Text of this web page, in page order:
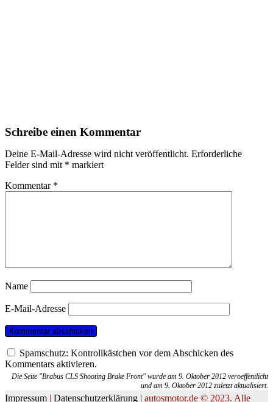
Schreibe einen Kommentar
Deine E-Mail-Adresse wird nicht veröffentlicht. Erforderliche
Felder sind mit * markiert
Kommentar *
Name
E-Mail-Adresse
Spamschutz: Kontrollkästchen vor dem Abschicken des
Kommentars aktivieren.
Die Seite "Brabus CLS Shooting Brake Front" wurde am 9. Oktober 2012 veroeffentlicht
und am 9. Oktober 2012 zuletzt aktualisiert.
Impressum | Datenschutzerklärung | autosmotor.de © 2023. Alle